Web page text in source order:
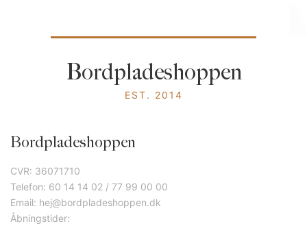
Bordpladeshoppen
EST. 2014
Bordpladeshoppen
CVR: 36071710
Telefon: 60 14 14 02 / 77 99 00 00
Email: hej@bordpladeshoppen.dk
Åbningstider: